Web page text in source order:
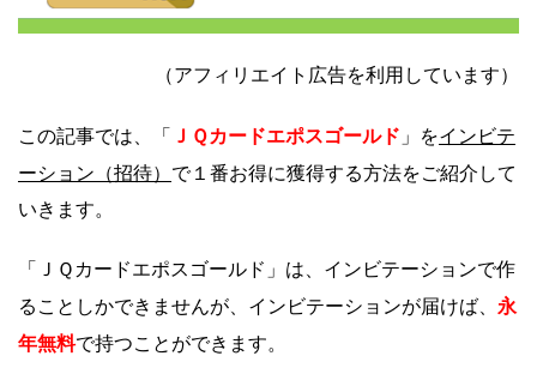
（アフィリエイト広告を利用しています）
この記事では、「 ＪＱカードエポスゴールド 」をインビテ
ーション（招待） で１番お得に獲得する方法をご紹介して
いきます。
「ＪＱカードエポスゴールド」は、インビテーションで作
ることしかできませんが、インビテーションが届けば、 永
年無料で持つことができます。